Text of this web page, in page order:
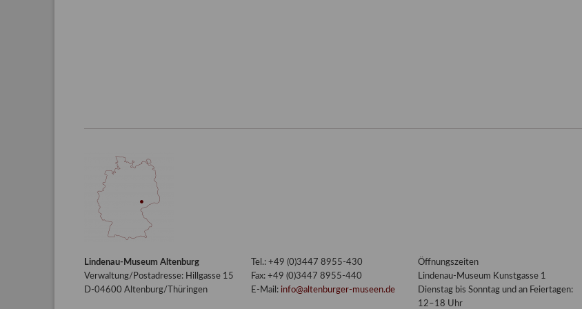
Lindenau-Museum Altenburg
Verwaltung/Postadresse: Hillgasse 15
D-04600 Altenburg/Thüringen
Tel.: +49 (0)3447 8955-430
Fax: +49 (0)3447 8955-440
E-Mail: info@altenburger-museen.de
Öffnungszeiten
Lindenau-Museum Kunstgasse 1
Dienstag bis Sonntag und an Feiertagen:
12–18 Uhr